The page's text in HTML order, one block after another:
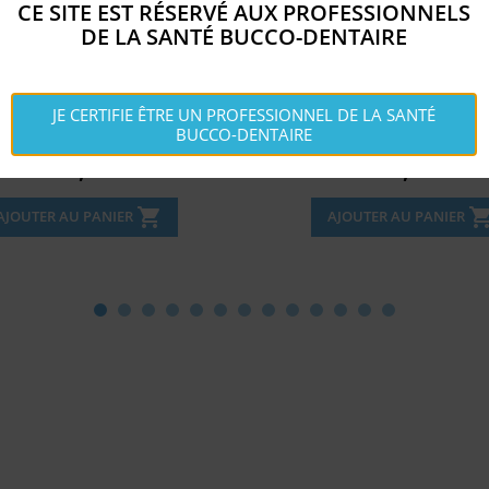
SCALING TIP -HC MINI-8
Prix
191,
AU PANIER shopping_cart
ELASTI-VAC™ TIP
Prix
32,
AJOUTER AU PANIER
CE SITE EST RÉSERVÉ AUX PROFESSIONNELS
DE LA SANTÉ BUCCO-DENTAIRE
JE CERTIFIE ÊTRE UN PROFESSIONNEL DE LA SANTÉ
BUCCO-DENTAIRE